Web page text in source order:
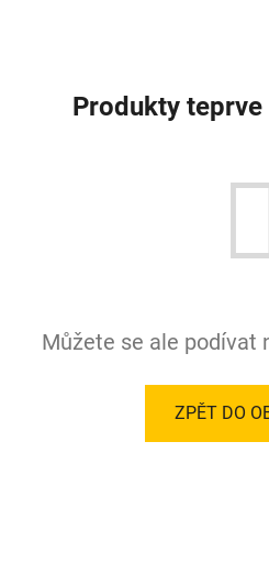
Produkty
Můžete se ale podívat
ZPĚT DO